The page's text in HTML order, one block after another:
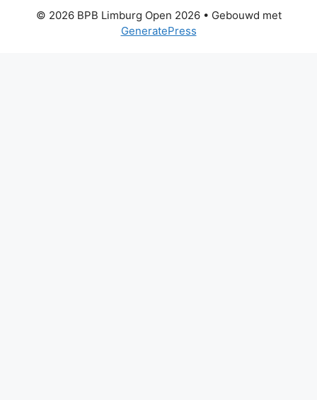
© 2026 BPB Limburg Open 2026• Gebouwd met
GeneratePress